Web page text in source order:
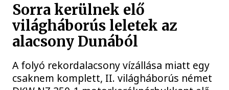
Sorra kerülnek elő
világháborús leletek az
alacsony Dunából
A folyó rekordalacsony vízállása miatt egy
csaknem komplett, II. világháborús német